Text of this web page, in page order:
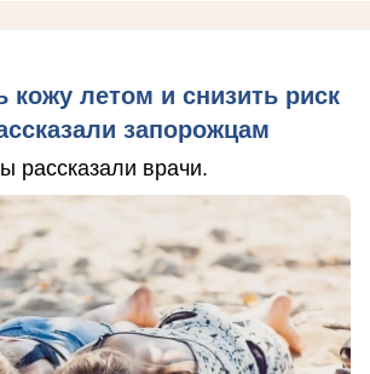
кожу летом и снизить риск
запорожцам
рассказали врачи.